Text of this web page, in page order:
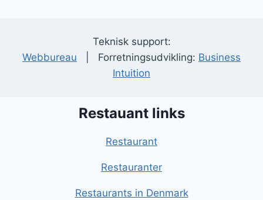
Teknisk support:
Webbureau | Forretningsudvikling: Business
Intuition
Restauant links
Restaurant
Restauranter
Restaurants in Denmark